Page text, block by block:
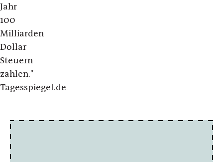
Jahr
100
Milliarden
Dollar
Steuern
zahlen."
Tagesspiegel.de